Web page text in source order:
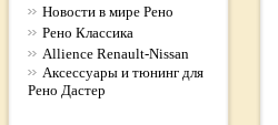
Новости в мире Рено
Рено Классика
Allience Renault-Nissan
Аксессуары и тюнинг для
Рено Дастер